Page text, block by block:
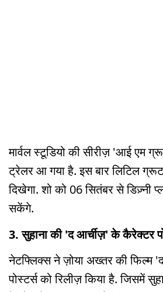
मार्वल स्टूडियो की सीरीज़ 'आई एम
ट्रेलर आ गया है. इस बार लिटिल
दिखेगा. शो को 06 सितंबर से डिज़्नी
सकेंगे.
3. सुहाना की 'द आर्चीज़' के कैरेक्टर
नेटफ्लिक्स ने ज़ोया अख्तर की फिल्म
पोस्टर्स को रिलीज़ किया है. जिसमें